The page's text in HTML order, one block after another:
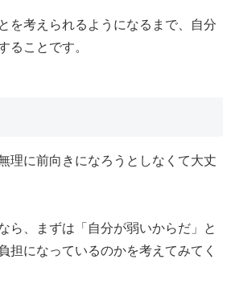
を考えられるようになるまで、自分
ることです。
理に前向きになろうとしなくて大丈
ら、まずは「自分が弱いからだ」と
担になっているのかを考えてみてく